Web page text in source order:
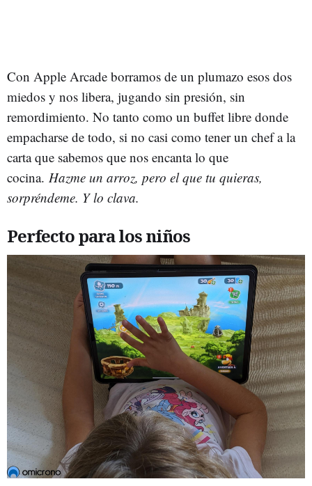
Con Apple Arcade borramos de un plumazo esos dos
miedos y nos libera, jugando sin presión, sin
remordimiento. No tanto como un buffet libre donde
empacharse de todo, si no casi como tener un chef a la
carta que sabemos que nos encanta lo que
cocina. Hazme un arroz, pero el que tu quieras,
sorpréndeme. Y lo clava.
Perfecto para los niños